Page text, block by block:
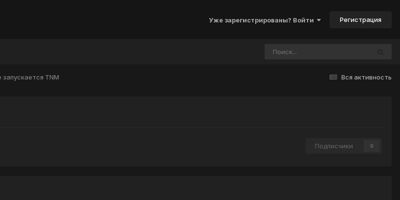
Уже зарегистрированы? Войти Регистрация
Вся активность
запускается TNM
Подписчики 0